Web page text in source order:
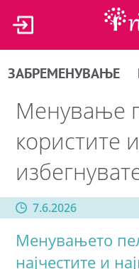
ЗАБРЕМЕНУВАЊЕ
Менување
користите
7.6.2026
Менувањето
најчестите и